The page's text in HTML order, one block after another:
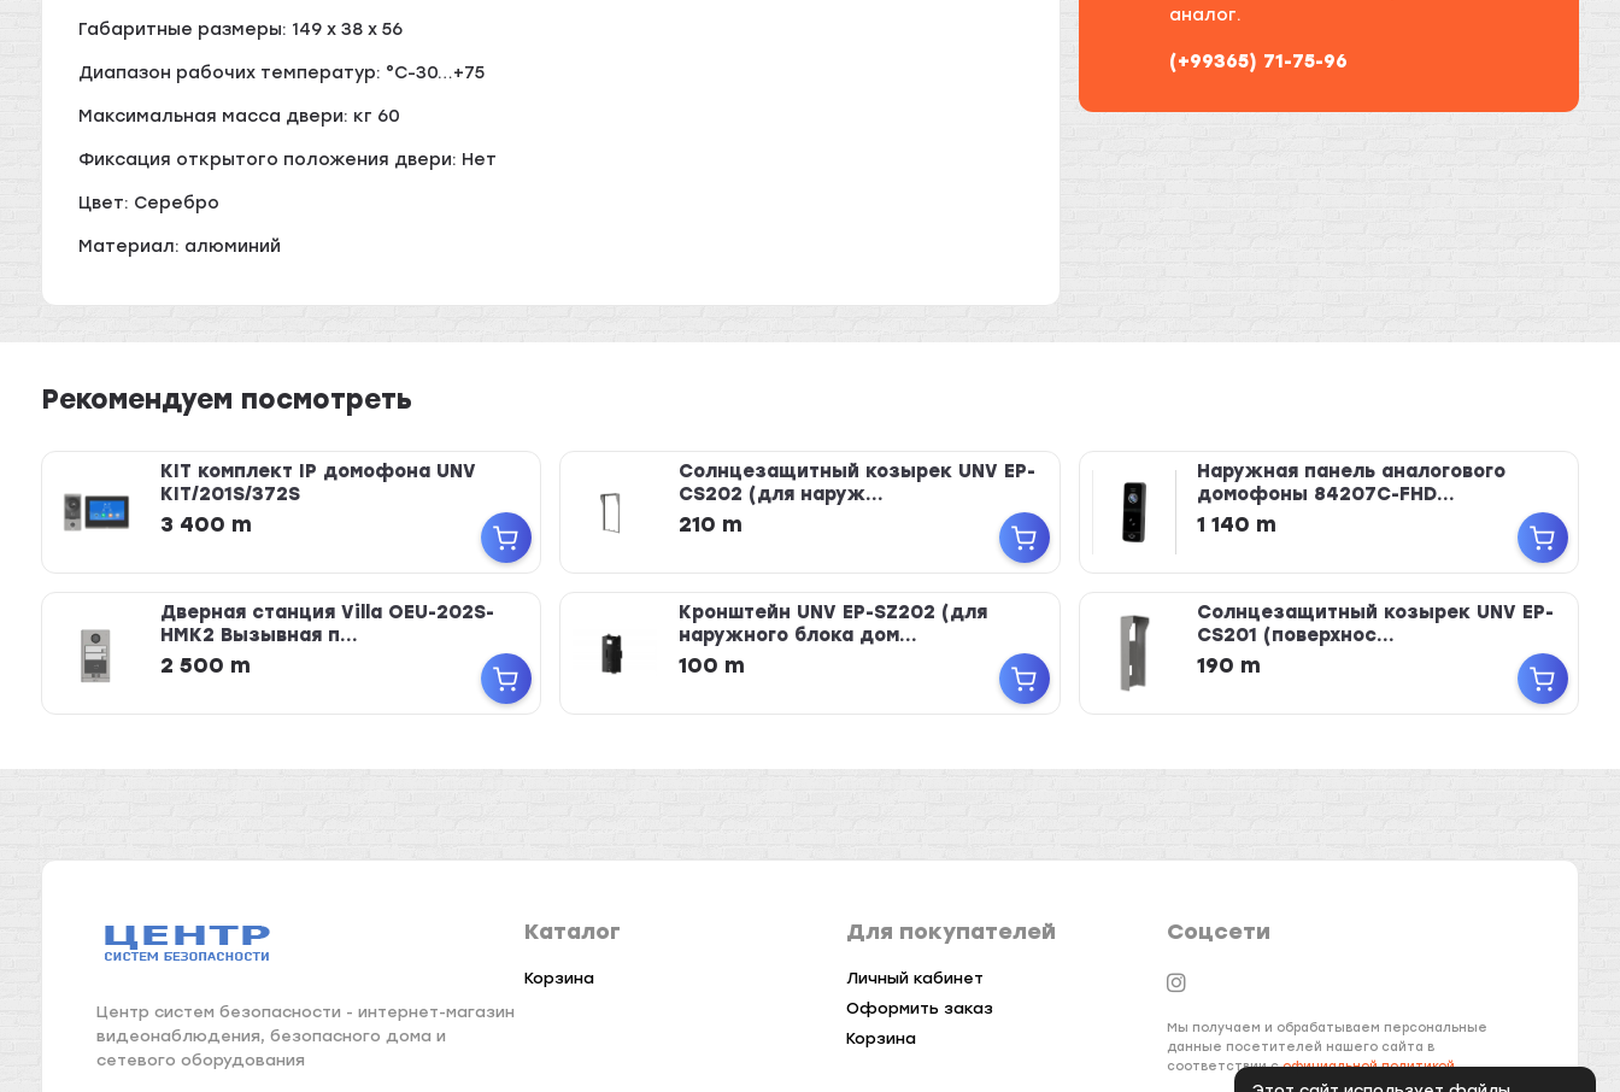
Габаритные размеры: 149 х 38 х 56
Диапазон рабочих температур: °С-30…+75
Максимальная масса двери: кг 60
Фиксация открытого положения двери: Нет
Цвет: Серебро
Материал: алюминий
аналог.
(+99365) 71-75-96
Рекомендуем посмотреть
KIT комплект IP домофона UNV
KIT/201S/372S
3 400 m
Солнцезащитный козырек UNV EP-
CS202 (для наруж...
210 m
Наружная панель аналогового
домофоны 84207C-FHD...
1 140 m
Дверная станция Villa OEU-202S-
HMK2 Вызывная п...
2 500 m
Кронштейн UNV EP-SZ202 (для
наружного блока дом...
100 m
Солнцезащитный козырек UNV EP-
CS201 (поверхнос...
190 m
Центр систем безопасности - интернет-магазин
видеонаблюдения, безопасного дома и
сетевого оборудования
Каталог
Корзина
Для покупателей
Личный кабинет
Оформить заказ
Корзина
Соцсети
Мы получаем и обрабатываем персональные
данные посетителей нашего сайта в
соответствии софициальной политикой